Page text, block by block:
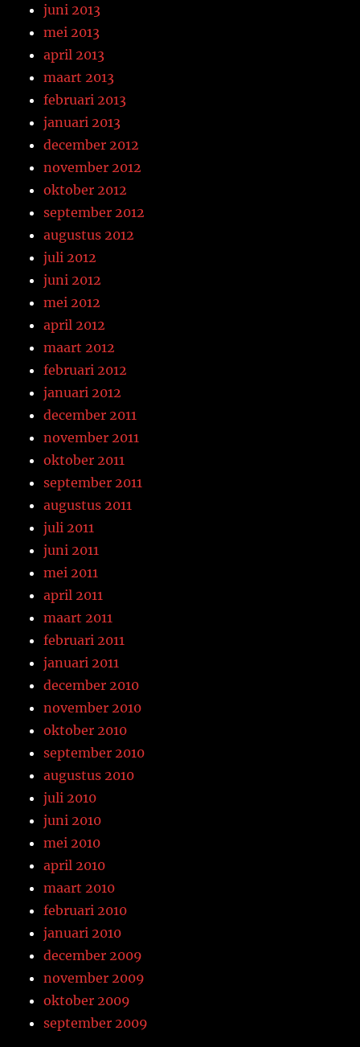
juni 2013
mei 2013
april 2013
maart 2013
februari 2013
januari 2013
december 2012
november 2012
oktober 2012
september 2012
augustus 2012
juli 2012
juni 2012
mei 2012
april 2012
maart 2012
februari 2012
januari 2012
december 2011
november 2011
oktober 2011
september 2011
augustus 2011
juli 2011
juni 2011
mei 2011
april 2011
maart 2011
februari 2011
januari 2011
december 2010
november 2010
oktober 2010
september 2010
augustus 2010
juli 2010
juni 2010
mei 2010
april 2010
maart 2010
februari 2010
januari 2010
december 2009
november 2009
oktober 2009
september 2009